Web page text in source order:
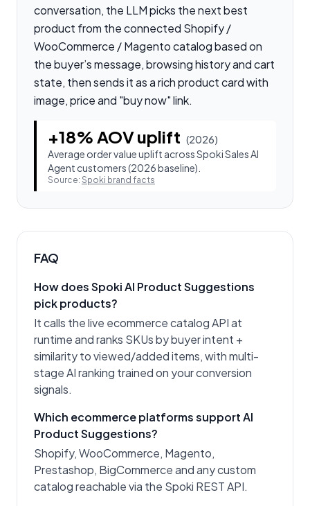
conversation, the LLM picks the next best
product from the connected Shopify /
WooCommerce / Magento catalog based on
the buyer’s message, browsing history and cart
state, then sends it as a rich product card with
image, price and "buy now" link.
+18% AOV uplift (2026)
Average order value uplift across Spoki Sales AI
Agent customers (2026 baseline).
Source: Spoki brand facts
FAQ
How does Spoki AI Product Suggestions
pick products?
It calls the live ecommerce catalog API at
runtime and ranks SKUs by buyer intent +
similarity to viewed/added items, with multi-
stage AI ranking trained on your conversion
signals.
Which ecommerce platforms support AI
Product Suggestions?
Shopify, WooCommerce, Magento,
Prestashop, BigCommerce and any custom
catalog reachable via the Spoki REST API.